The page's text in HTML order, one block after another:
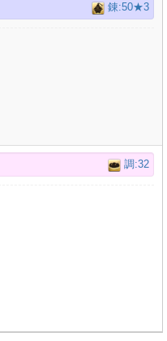
錬:50★3
調:32